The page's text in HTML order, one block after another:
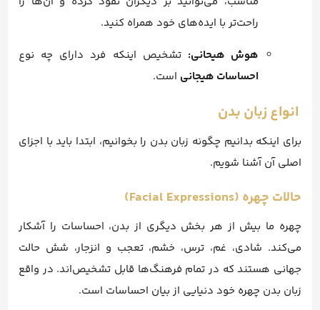
راحت‌تر با ایده‌های خود همراه کنید.
هوش هیحانی: تشخیص اینکه فرد دارای چه نوع
احساسات هیجانی است.
انواع زبان بدن
برای اینکه بدانیم چگونه زبان بدن را بخوانیم، ابتدا باید با اجزای
اصلی آن آشنا شویم.
حالات چهره (Facial Expressions)
چهره ما بیش از هر بخش دیگری از بدن، احساسات را آشکار
می‌کند. شادی، غم، ترس، خشم، تعجب و انزجار، شش حالت
جهانی هستند که در تمام فرهنگ‌ها قابل تشخیص‌اند. در واقع
زبان بدن چهره خود دنیایی از بیان احساسات است.